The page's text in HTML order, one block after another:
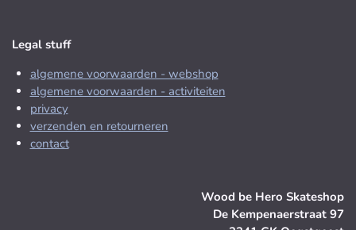
Legal stuff
algemene voorwaarden - webshop
algemene voorwaarden - activiteiten
privacy
verzenden en retourneren
contact
Wood be Hero Skateshop
De Kempenaerstraat 97